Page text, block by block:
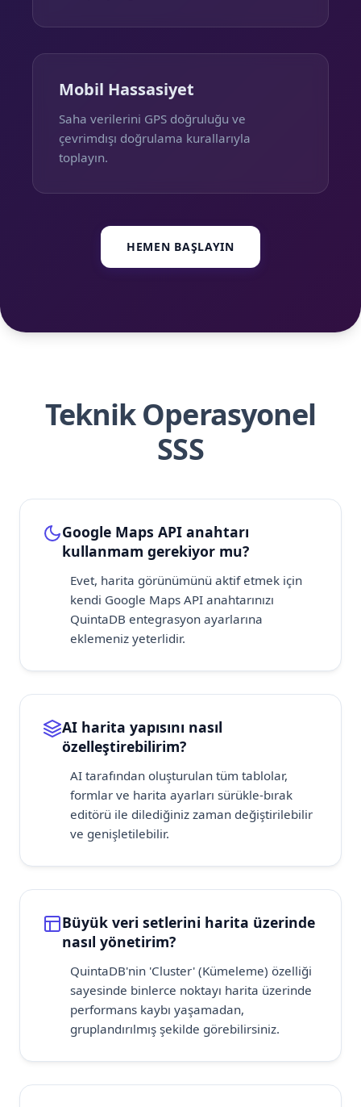
Mobil Hassasiyet
Saha verilerini GPS doğruluğu ve
çevrimdışı doğrulama kurallarıyla
toplayın.
HEMEN BAŞLAYIN
Teknik Operasyonel
SSS
Google Maps API anahtarı
kullanmam gerekiyor mu?
Evet, harita görünümünü aktif etmek için
kendi Google Maps API anahtarınızı
QuintaDB entegrasyon ayarlarına
eklemeniz yeterlidir.
AI harita yapısını nasıl
özelleştirebilirim?
AI tarafından oluşturulan tüm tablolar,
formlar ve harita ayarları sürükle-bırak
editörü ile dilediğiniz zaman değiştirilebilir
ve genişletilebilir.
Büyük veri setlerini harita üzerinde
nasıl yönetirim?
QuintaDB'nin 'Cluster' (Kümeleme) özelliği
sayesinde binlerce noktayı harita üzerinde
performans kaybı yaşamadan,
gruplandırılmış şekilde görebilirsiniz.